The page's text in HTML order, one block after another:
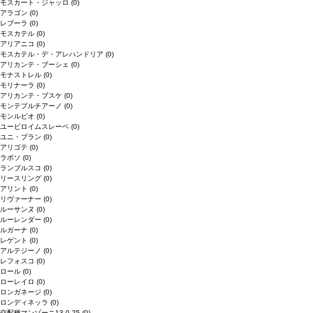
モスカート・ジャッロ (0)
アラゴン (0)
レブーラ (0)
モスカテル (0)
アリアニコ (0)
モスカテル・デ・アレハンドリア (0)
アリカンテ・ブーシェ (0)
モナストレル (0)
モリナーラ (0)
アリカンテ・ブスケ (0)
モンテプルチアーノ (0)
モンルビオ (0)
ユービロイムスレーベ (0)
ユニ・ブラン (0)
アリゴテ (0)
ラボソ (0)
ランブルスコ (0)
リースリング (0)
アリント (0)
リヴァーナー (0)
ルーサンヌ (0)
ルーレンダー (0)
ルガーナ (0)
レゲント (0)
アルテジーノ (0)
レフォスコ (0)
ロール (0)
ローレイロ (0)
ロンガネージ (0)
ロンディネッラ (0)